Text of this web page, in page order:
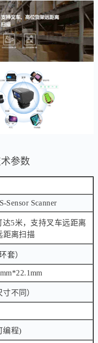
参数
Sensor Scanner
达5米，支持叉车远距离
距离扫描
套）
不同）
编程)